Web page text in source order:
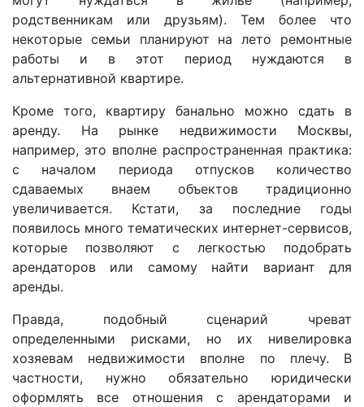
родственникам или друзьям). Тем более что
некоторые семьи планируют на лето ремонтные
работы и в этот период нуждаются в
альтернативной квартире.
Кроме того, квартиру банально можно сдать в
аренду. На рынке недвижимости Москвы,
например, это вполне распространенная практика:
с началом периода отпусков количество
сдаваемых внаем объектов традиционно
увеличивается. Кстати, за последние годы
появилось много тематических интернет-сервисов,
которые позволяют с легкостью подобрать
арендаторов или самому найти вариант для
аренды.
Правда, подобный сценарий чреват
определенными рисками, но их нивелировка
хозяевам недвижимости вполне по плечу. В
частности, нужно обязательно юридически
оформлять все отношения с арендаторами и